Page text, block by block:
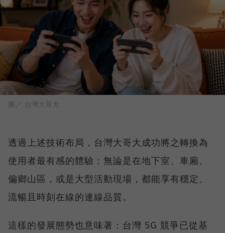
圖／ 台灣大哥大
透過上述技術布局，台灣大哥大成功將之轉換為
使用者最有感的體驗：無論是在地下室、車廂、
偏鄉山區，或是大型活動現場，都能享有穩定、
流暢且時刻在線的連線品質。
這樣的發展態勢也意味著：台灣 5G 競爭已從基